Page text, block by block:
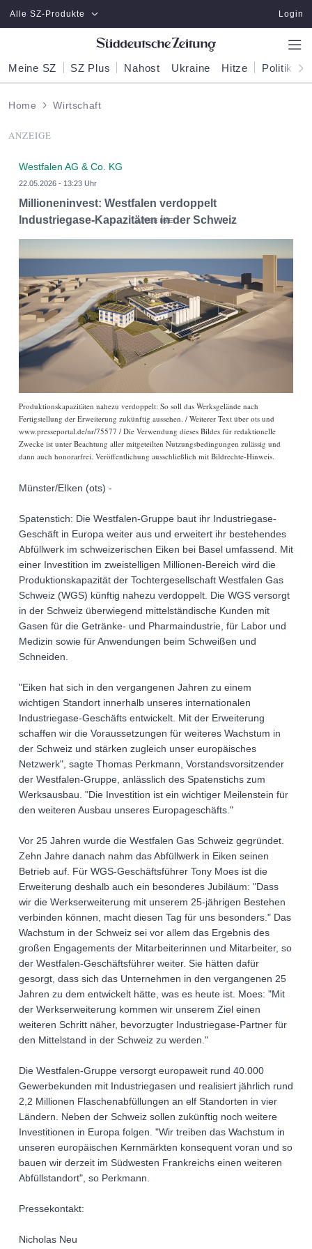
Zum Hauptinhalt springen
Alle SZ-Produkte Login
Meine SZ SZ Plus Nahost Ukraine Hitze Politik
Home Wirtschaft
ANZEIGE
Westfalen AG & Co. KG
22.05.2026 - 13:23 Uhr
Millioneninvest: Westfalen verdoppelt
Industriegase-Kapazitäten in der Schweiz
Produktionskapazitäten nahezu verdoppelt: So soll das Werksgelände nach
Fertigstellung der Erweiterung zukünftig aussehen. / Weiterer Text über ots und
www.presseportal.de/nr/75577 / Die Verwendung dieses Bildes für redaktionelle
Zwecke ist unter Beachtung aller mitgeteilten Nutzungsbedingungen zulässig und
dann auch honorarfrei. Veröffentlichung ausschließlich mit Bildrechte-Hinweis.
Münster/EIken (ots) -
Spatenstich: Die Westfalen-Gruppe baut ihr Industriegase-
Geschäft in Europa weiter aus und erweitert ihr bestehendes
Abfüllwerk im schweizerischen Eiken bei Basel umfassend. Mit
einer Investition im zweistelligen Millionen-Bereich wird die
Produktionskapazität der Tochtergesellschaft Westfalen Gas
Schweiz (WGS) künftig nahezu verdoppelt. Die WGS versorgt
in der Schweiz überwiegend mittelständische Kunden mit
Gasen für die Getränke- und Pharmaindustrie, für Labor und
Medizin sowie für Anwendungen beim Schweißen und
Schneiden.
"Eiken hat sich in den vergangenen Jahren zu einem
wichtigen Standort innerhalb unseres internationalen
Industriegase-Geschäfts entwickelt. Mit der Erweiterung
schaffen wir die Voraussetzungen für weiteres Wachstum in
der Schweiz und stärken zugleich unser europäisches
Netzwerk", sagte Thomas Perkmann, Vorstandsvorsitzender
der Westfalen-Gruppe, anlässlich des Spatenstichs zum
Werksausbau. "Die Investition ist ein wichtiger Meilenstein für
den weiteren Ausbau unseres Europageschäfts."
Vor 25 Jahren wurde die Westfalen Gas Schweiz gegründet.
Zehn Jahre danach nahm das Abfüllwerk in Eiken seinen
Betrieb auf. Für WGS-Geschäftsführer Tony Moes ist die
Erweiterung deshalb auch ein besonderes Jubiläum: "Dass
wir die Werkserweiterung mit unserem 25-jährigen Bestehen
verbinden können, macht diesen Tag für uns besonders." Das
Wachstum in der Schweiz sei vor allem das Ergebnis des
großen Engagements der Mitarbeiterinnen und Mitarbeiter, so
der Westfalen-Geschäftsführer weiter. Sie hätten dafür
gesorgt, dass sich das Unternehmen in den vergangenen 25
Jahren zu dem entwickelt hätte, was es heute ist. Moes: "Mit
der Werkserweiterung kommen wir unserem Ziel einen
weiteren Schritt näher, bevorzugter Industriegase-Partner für
den Mittelstand in der Schweiz zu werden."
Die Westfalen-Gruppe versorgt europaweit rund 40.000
Gewerbekunden mit Industriegasen und realisiert jährlich rund
2,2 Millionen Flaschenabfüllungen an elf Standorten in vier
Ländern. Neben der Schweiz sollen zukünftig noch weitere
Investitionen in Europa folgen. "Wir treiben das Wachstum in
unseren europäischen Kernmärkten konsequent voran und so
bauen wir derzeit im Südwesten Frankreichs einen weiteren
Abfüllstandort", so Perkmann.
Pressekontakt:
Nicholas Neu